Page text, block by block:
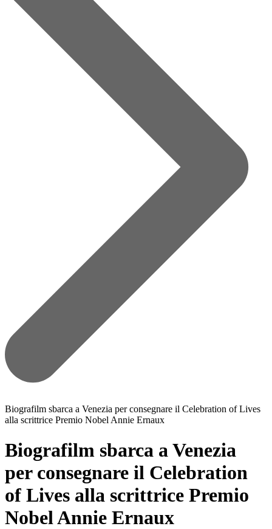
Biografilm sbarca a Venezia per consegnare il Celebration of Lives
alla scrittrice Premio Nobel Annie Ernaux
Biografilm sbarca a Venezia
per consegnare il Celebration
of Lives alla scrittrice Premio
Nobel Annie Ernaux